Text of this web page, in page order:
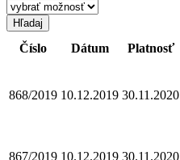
Číslo Dátum Platnosť
868/2019 10.12.2019 30.11.2020
867/2019 10.12.2019 30.11.2020